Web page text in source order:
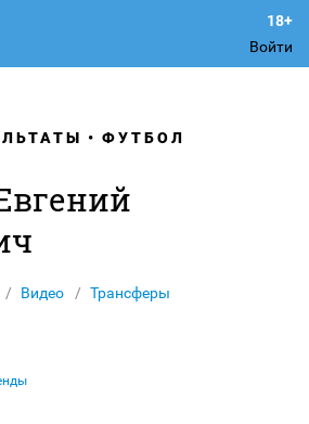
Войти
ФУТБОЛ
Видео Трансферы